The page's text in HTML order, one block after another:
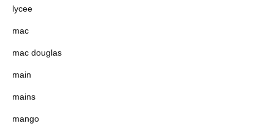
lycee
mac
mac douglas
main
mains
mango